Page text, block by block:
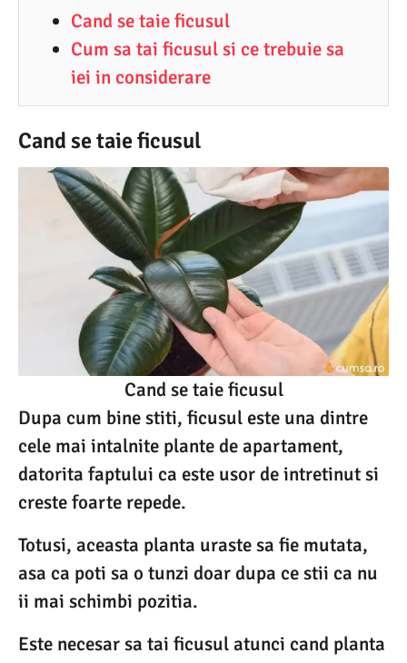
6
Cand se taie ficusul
Cum sa tai ficusul si ce trebuie sa
iei in considerare
Cand se taie ficusul
Cand se taie ficusul
Dupa cum bine stiti, ficusul este una dintre
cele mai intalnite plante de apartament,
datorita faptului ca este usor de intretinut si
creste foarte repede.
Totusi, aceasta planta uraste sa fie mutata,
asa ca poti sa o tunzi doar dupa ce stii ca nu
ii mai schimbi pozitia.
Este necesar sa tai ficusul atunci cand planta